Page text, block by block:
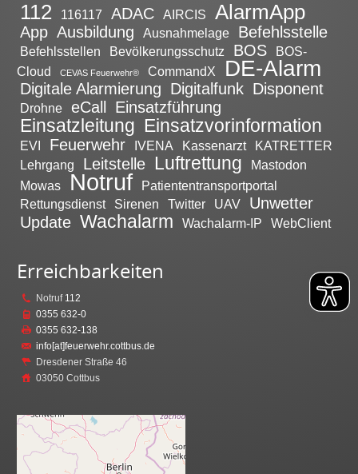
112 116117 ADAC AIRCIS AlarmApp
App Ausbildung Ausnahmelage Befehlsstelle
Befehlsstellen Bevölkerungsschutz BOS
BOS-
Cloud
CEVAS Feuerwehr® CommandX DE-Alarm
Digitale Alarmierung Digitalfunk Disponent
Drohne eCall Einsatzführung
Einsatzleitung Einsatzvorinformation
EVI Feuerwehr IVENA Kassenarzt
KATRETTER
Lehrgang
Leitstelle Luftrettung
Mastodon
Mowas
Notruf
Patiententransportportal
Rettungsdienst
Sirenen Twitter UAV
Unwetter
Update Wachalarm Wachalarm-IP WebClient
Erreichbarkeiten
Notruf 112
0355 632-0
0355 632-138
info[at]feuerwehr.cottbus.de
Dresdener Straße 46
03050 Cottbus